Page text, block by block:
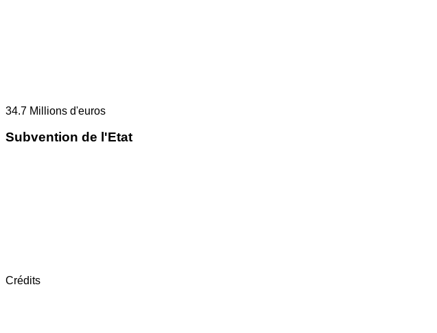
34.7 Millions d'euros
Subvention de l'Etat
Crédits